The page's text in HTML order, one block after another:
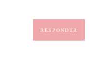
RESPONDER